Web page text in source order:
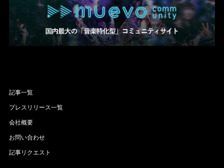
記事一覧
プレスリリース一覧
会社概要
お問い合わせ
記事リクエスト